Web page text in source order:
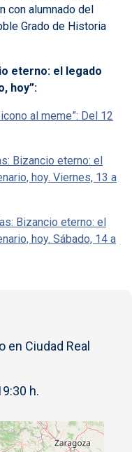
con alumnado del
Grado de Historia
eterno: el legado
hoy”:
al meme”: Del 12
Bizancio eterno: el
hoy. Viernes, 13 a
Bizancio eterno: el
hoy. Sábado, 14 a
en Ciudad Real
h.